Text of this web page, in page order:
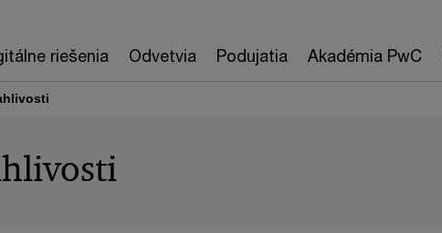
riešenia Odvetvia Podujatia Akadémia PwC